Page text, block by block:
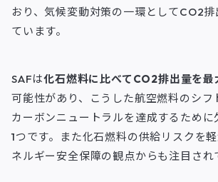
おり、気候変動対策の一環としてCO2
ています。
SAFは化石燃料に比べてCO2排出量を
可能性があり、こうした航空燃料のシフ
カーボンニュートラルを達成するために
1つです。また化石燃料の供給リスクを
ネルギー安全保障の観点からも注目され